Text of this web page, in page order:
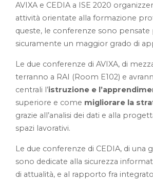
AVIXA e CEDIA a ISE 2020
attività orientate alla formazione
queste, le conferenze sono
sicuramente un maggior grado di
Le due conferenze di AVIXA, di
terranno a RAI (Room E102) e
centrali l’istruzione e
superiore e come migliorare la
grazie all’analisi dei dati e alla
spazi lavorativi.
Le due conferenze di CEDIA, di una
sono dedicate alla sicurezza
di attualità, e al rapporto fra